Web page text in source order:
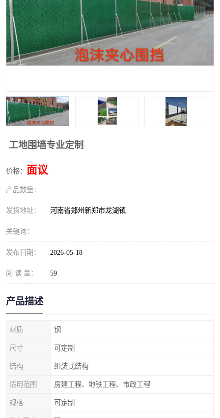
工地围墙专业定制
价格： 面议
产品数量：
发货地址： 河南省郑州新郑市龙湖镇
关键词：
发布日期： 2026-05-18
阅 读 量： 59
产品描述
材质 钢
尺寸 可定制
结构 组装式结构
适用范围 房建工程、地铁工程、市政工程
规格 可定制
生产加工单板复合围挡 市
政围挡